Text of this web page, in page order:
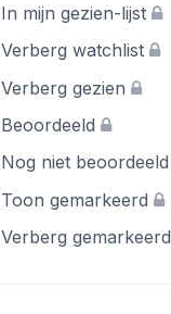
In mijn gezien-lijst
Verberg watchlist
Verberg gezien
Beoordeeld
Nog niet beoordeeld
Toon gemarkeerd
Verberg gemarkeerd